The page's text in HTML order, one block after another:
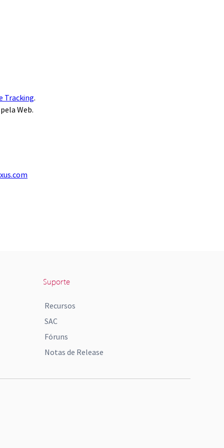
Tracking.
Web.
Suporte
Recursos
SAC
Fóruns
Notas de Release